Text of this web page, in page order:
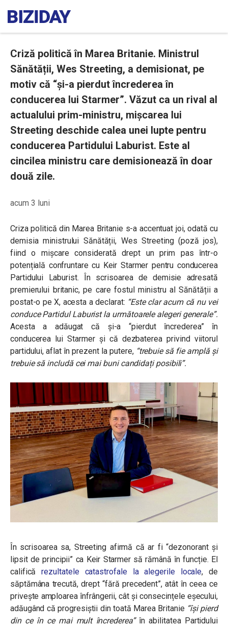
Criză politică în Marea Britanie. Ministrul
Sănătății, Wes Streeting, a demisionat, pe
motiv că “și-a pierdut încrederea în
conducerea lui Starmer”. Văzut ca un rival al
actualului prim-ministru, mișcarea lui
Streeting deschide calea unei lupte pentru
conducerea Partidului Laburist. Este al
cincilea ministru care demisionează în doar
două zile.
acum 3 luni
Criza politică din Marea Britanie s-a accentuat joi, odată cu
demisia ministrului Sănătății, Wes Streeting (poză jos),
fiind o mișcare considerată drept un prim pas într-o
potențială confruntare cu Keir Starmer pentru conducerea
Partidului Laburist. În scrisoarea de demisie adresată
premierului britanic, pe care fostul ministru al Sănătății a
postat-o pe X, acesta a declarat: “Este clar acum că nu vei
conduce Partidul Laburist la următoarele alegeri generale”.
Acesta a adăugat că și-a “pierdut încrederea” în
conducerea lui Starmer și că dezbaterea privind viitorul
partidului, aflat în prezent la putere,“trebuie să fie amplă și
trebuie să includă cei mai buni candidați posibili”.
În scrisoarea sa, Streeting afirmă că ar fi “dezonorant și
lipsit de principii” ca Keir Starmer să rămână în funcție. El
calificărezultatele catastrofale la alegerile locale, de
săptămâna trecută, drept “fără precedent”, atât în ceea ce
privește amploarea înfrângerii, cât și consecințele eșecului,
adăugând că progresiștii din toată Marea Britanie “își pierd
din ce în ce mai mult încrederea”în abilitatea Partidului